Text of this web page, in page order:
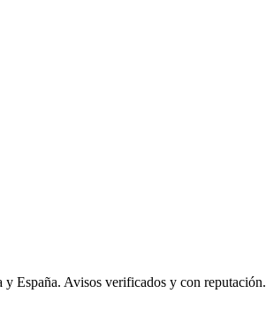
y España. Avisos verificados y con reputación.